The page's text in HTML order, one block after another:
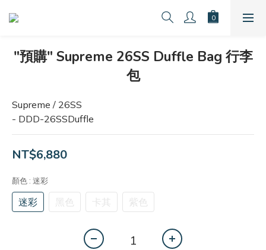
"預購" Supreme 26SS Duffle Bag 行李
包
Supreme / 26SS
- DDD-26SSDuffle
NT$6,880
顏色 : 迷彩
迷彩 黑色 卡其 紫色